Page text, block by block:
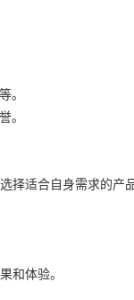
。
。
择适合自身需求的产品
和体验。